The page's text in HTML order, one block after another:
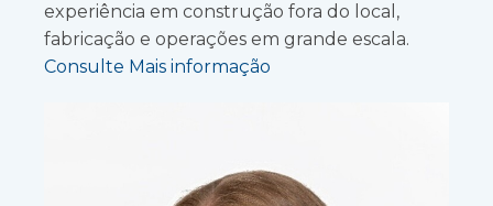
experiência em construção fora do local,
fabricação e operações em grande escala.
Consulte Mais informação